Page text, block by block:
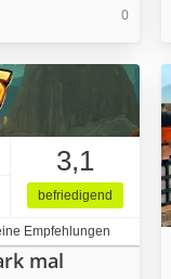
0
3,1
befriedigend
Empfehlungen
mal